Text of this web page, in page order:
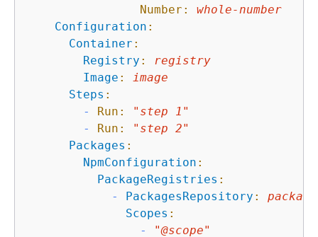
Number:
whole-number
Configuration :
Container :
Registry :
registry
Image :
image
Steps :
-
Run:
"step 1"
-
Run:
"step 2"
Packages :
NpmConfiguration :
PackageRegistries :
-
PackagesRepository :
Scopes :
-
"@scope"